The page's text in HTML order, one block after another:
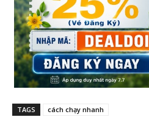
TAGS cách chạy nhanh